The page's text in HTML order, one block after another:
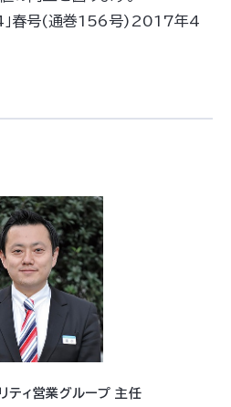
」春号(通巻156号)2017年4
ティ営業グループ 主任